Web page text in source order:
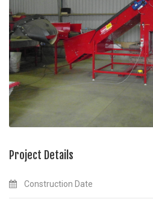
Project Details
Construction Date